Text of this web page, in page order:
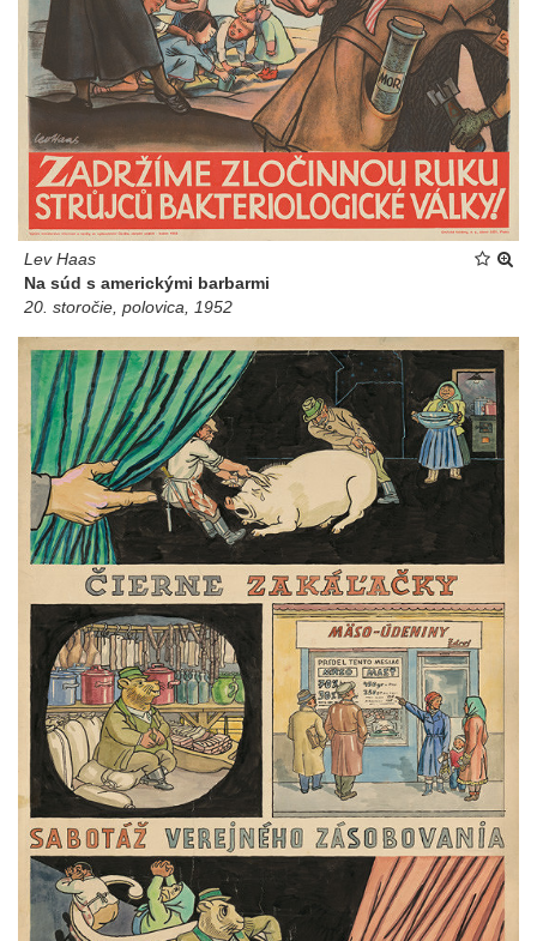
Lev Haas
Na súd s americkými barbarmi
20. storočie, polovica, 1952